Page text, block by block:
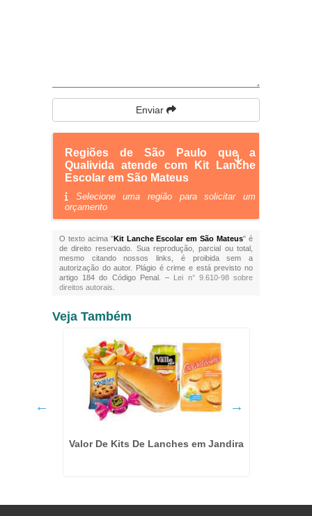
Enviar
Regiões de São Paulo que a
Qualivida atende com Kit Lanche
Escolar em São Mateus
Selecione uma região para solicitar um
orçamento
O texto acima "Kit Lanche Escolar em São Mateus" é
de direito reservado. Sua reprodução, parcial ou total,
mesmo citando nossos links, é proibida sem a
autorização do autor. Plágio é crime e está previsto no
artigo 184 do Código Penal. – Lei n° 9.610-98 sobre
direitos autorais
Veja Também
Valor De Kits De Lanches em Jandira